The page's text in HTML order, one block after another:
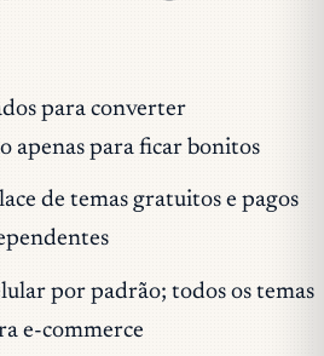
para converter
apenas para ficar bonitos
de temas gratuitos e pagos
por padrão; todos os temas
e-commerce